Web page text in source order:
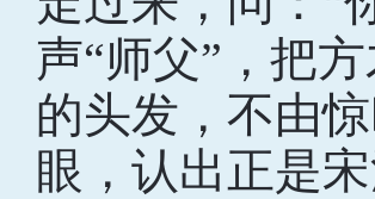
声“师父”，把
的头发，不由
眼，认出正是